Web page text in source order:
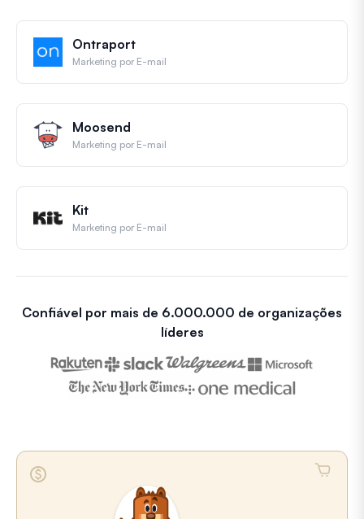
Ontraport
Marketing por E-mail
Moosend
Marketing por E-mail
Kit
Marketing por E-mail
Confiável por mais de 6.000.000 de organizações
líderes